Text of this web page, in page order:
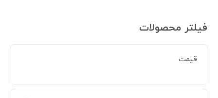
فیلتر محصولات
قیمت